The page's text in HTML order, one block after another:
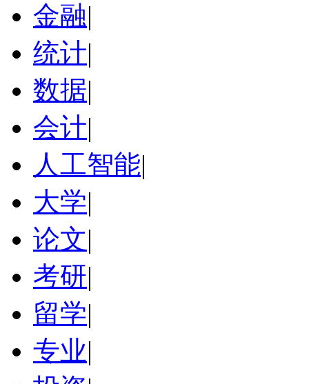
金融|
统计|
数据|
会计|
人工智能|
大学|
论文|
考研|
留学|
专业|